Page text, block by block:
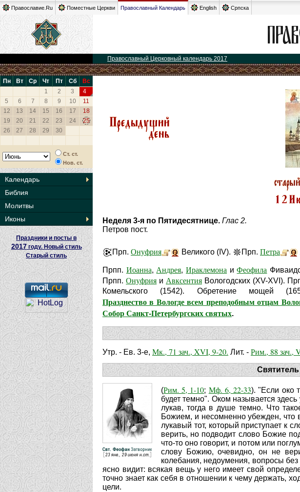
Православие.Ru Поместные Церкви Православный Календарь English Српска
Православный Церковный календарь 2017
Пн Вт Ср Чт Пт Сб
Вс
1
2 3
4
5
6 7 8 9 10
11
12
13 14 15 16 17
18
19
20 21 22 23 24
25
26
27 28 29 30
Ст. ст.
Нов. ст.
Календарь
Библия
Молитвы
Иконы
Праздники и посты в
2017году. Новый стиль
Старый стиль
Неделя 3-я по Пятидесятнице. Глас 2.
Петров пост.
Прп. Онуфрия Великого (IV). Прп. Петра
Прпп. Иоанна,Андрея,Ираклемона иФеофила
Прпп. Онуфрия и Авксентия Вологодских (XV-XVI).
Комельского (1542). Обретение мощей
Празднество в Вологде всем преподобным отцам
Собор Санкт-Петербургских святых.
Утр. - Ев. 3-е, Мк., 71 зач., XVI, 9-20. Лит. - Рим., 88 зач.,
(Рим. 5, 1-10; Мф. 6, 22-33). "Если око
будет темно". Оком называется
лукав, тогда в душе темно. Что
Божием, и несомненно убежден, что
лукавый тот, который приступает к
верить, но подводит слово Божие
что-то оно говорит, и потом или
слову Божию, очевидно, он не
колебания, недоумения, вопросы
ясно видит: всякая вещь у него имеет свой
точно знает как себя в отношении к чему держать,
цели.